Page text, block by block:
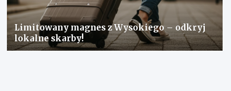
Limitowany magnes z Wysokiego – odkryj
lokalne skarby!